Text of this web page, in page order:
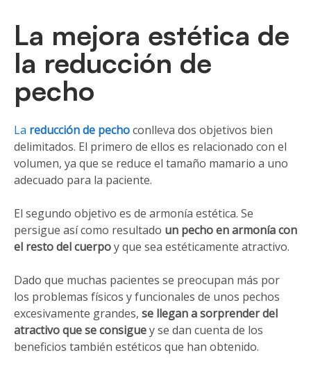
La mejora estética de
la reducción de
pecho
La reducción de pechoconlleva dos objetivos bien
delimitados. El primero de ellos es relacionado con el
volumen, ya que se reduce el tamaño mamario a uno
adecuado para la paciente.
El segundo objetivo es de armonía estética. Se
persigue así como resultado un pecho en armonía con
el resto del cuerpoy que sea estéticamente atractivo.
Dado que muchas pacientes se preocupan más por
los problemas físicos y funcionales de unos pechos
excesivamente grandes, se llegan a sorprender del
atractivo que se consiguey se dan cuenta de los
beneficios también estéticos que han obtenido.